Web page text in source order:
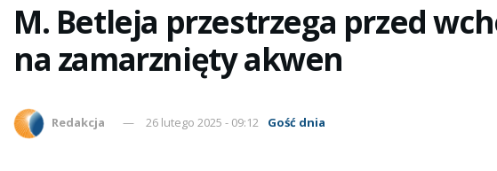
M. Betleja przestrzega przed
na zamarznięty akwen
Redakcja 26 lutego 2025 - 09:12 Gość dnia